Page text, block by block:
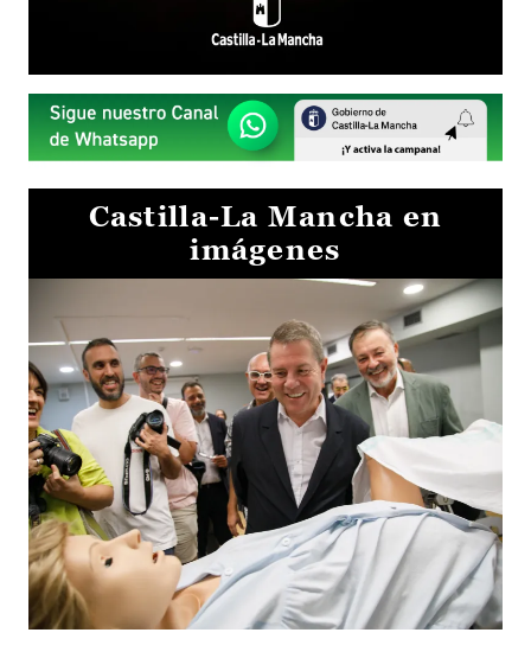
Castilla-La Mancha en
imágenes